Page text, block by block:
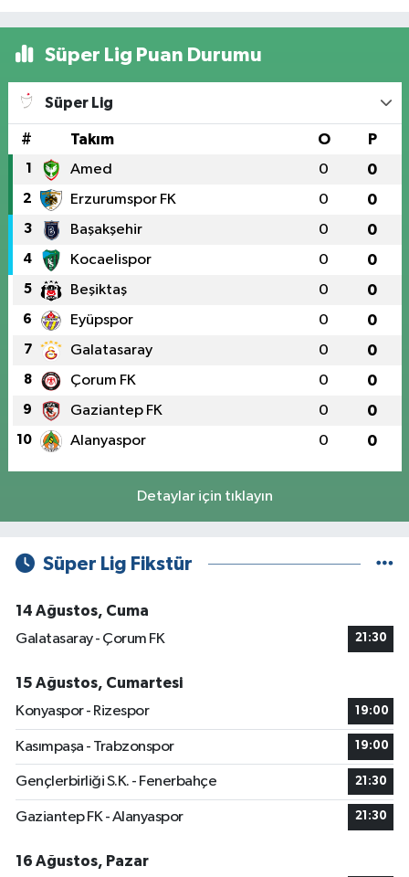
Süper Lig Puan Durumu
Süper Lig
# Takım O P
1 Amed 0 0
2 Erzurumspor FK 0 0
3 Başakşehir 0 0
4 Kocaelispor 0 0
5 Beşiktaş 0 0
6 Eyüpspor 0 0
7 Galatasaray 0 0
8 Çorum FK 0 0
9 Gaziantep FK 0 0
10 Alanyaspor 0 0
Detaylar için tıklayın
Süper Lig Fikstür
14 Ağustos, Cuma
Galatasaray - Çorum FK
21:30
15 Ağustos, Cumartesi
Konyaspor - Rizespor
19:00
Kasımpaşa - Trabzonspor 19:00
Gençlerbirliği S.K. - Fenerbahçe 21:30
Gaziantep FK - Alanyaspor 21:30
16 Ağustos, Pazar